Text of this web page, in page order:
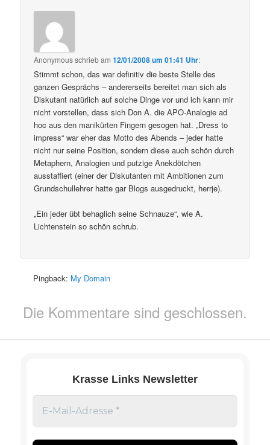
Anonymousschriebam12/01/2008 um 01:41 Uhr:
Stimmt schon, das war definitiv die beste Stelle des
ganzen Gesprächs – andererseits bereitet man sich als
Diskutant natürlich auf solche Dinge vor und ich kann mir
nicht vorstellen, dass sich Don A. die APO-Analogie ad
hoc aus den manikürten Fingern gesogen hat. „Dress to
impress“ war eher das Motto des Abends – jeder hatte
nicht nur seine Position, sondern diese auch schön durch
Metaphern, Analogien und putzige Anekdötchen
ausstaffiert (einer der Diskutanten mit Ambitionen zum
Grundschullehrer hatte gar Blogs ausgedruckt, herrje).
„Ein jeder übt behaglich seine Schnauze“, wie A.
Lichtenstein so schön schrub.
Pingback: My Domain
Die Kommentare sind geschlossen.
Krasse Links Newsletter